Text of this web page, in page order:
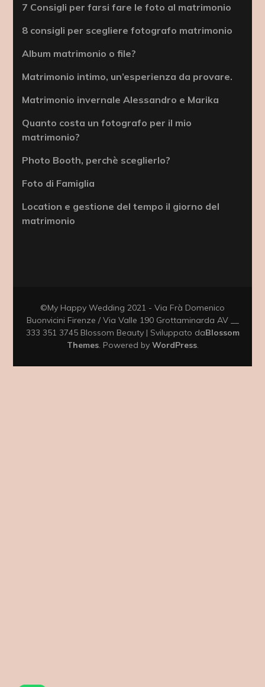
7 Consigli per farsi fare le foto al matrimonio
8 consigli per scegliere fotografo matrimonio
Album matrimonio o file?
Matrimonio intimo, un’esperienza da provare.
Matrimonio invernale Alessandro e Marika
Quanto costa un fotografo per il mio
matrimonio?
Photo Booth, perchè sceglierlo?
Foto di Famiglia
Location e gestione del tempo il giorno del
matrimonio
©My Happy Wedding 2021 - Via Frà Domenico
Buonvicini Firenze / Via Valle 190 Grottaminarda AV __
333 351 3745 Blossom Beauty | Sviluppato daBlossom
Themes. Powered by WordPress.